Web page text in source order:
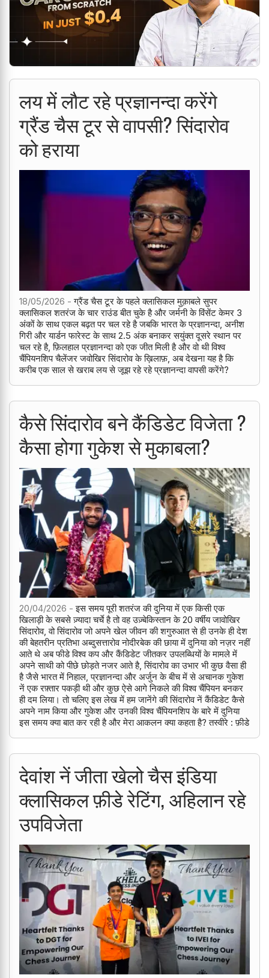
लय में लौट रहे प्रज्ञानन्दा करेंगे
ग्रैंड चैस टूर से वापसी? सिंदारोव
को हराया
18/05/2026 - ग्रैंड चैस टूर के पहले क्लासिकल मुक़ाबले सुपर
क्लासिकल शतरंज के चार राउंड बीत चुके है और जर्मनी के विंसेंट केमर 3
अंकों के साथ एकल बढ़त पर चल रहे है जबकि भारत के प्रज्ञानन्दा, अनीश
गिरी और यार्डन फारेस्ट के साथ 2.5 अंक बनाकर सयुंक्त दूसरे स्थान पर
चल रहे है, फ़िलहाल प्रज्ञानन्दा को एक जीत मिली है और वो थी विश्व
चैंपियनशिप चैलेंजर जवोखिर सिंदारोव के ख़िलाफ़, अब देखना यह है कि
करीब एक साल से खराब लय से जूझ रहे रहे प्रज्ञानन्दा वापसी करेंगे?
कैसे सिंदारोव बने कैंडिडेट विजेता ?
कैसा होगा गुकेश से मुकाबला?
20/04/2026 - इस समय पूरी शतरंज की दुनिया में एक किसी एक
खिलाड़ी के सबसे ज़्यादा चर्चे है तो वह उज़्बेकिस्तान के 20 वर्षीय जावोखिर
सिंदारोव, वो सिंदारोव जो अपने खेल जीवन की शगुरुआत से ही उनके ही देश
की बेहतरीन प्रतिभा अब्दुसत्तारोव नोदीरबेक की छाया में दुनिया को नज़र नहीं
आते थे अब फीडे विश्व कप और कैंडिडेट जीतकर उपलब्धियों के मामले में
अपने साथी को पीछे छोड़ते नजर आते है, सिंदारोव का उभार भी कुछ वैसा ही
है जैसे भारत में निहाल, प्रज्ञानन्दा और अर्जुन के बीच में से अचानक गुकेश
नें एक रफ़्तार पकड़ी थी और कुछ ऐसे आगे निकले की विश्व चैंपियन बनकर
ही दम लिया। तो चलिए इस लेख में हम जानेंगे की सिंदारोव नें कैंडिडेट कैसे
अपने नाम किया और गुकेश और उनकी विश्व चैंपियनशिप के बारे में दुनिया
इस समय क्या बात कर रही है और मेरा आकलन क्या कहता है? तस्वीरे : फ़ीडे
देवांश नें जीता खेलो चैस इंडिया
क्लासिकल फ़ीडे रेटिंग, अहिलान रहे
उपविजेता